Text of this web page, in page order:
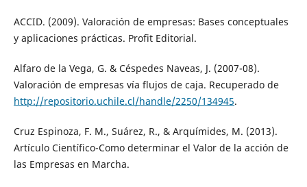
ACCID. (2009). Valoración de empresas: Bases conceptuales
y aplicaciones prácticas. Profit Editorial.
Alfaro de la Vega, G. & Céspedes Naveas, J. (2007-08).
Valoración de empresas vía flujos de caja. Recuperado de
http://repositorio.uchile.cl/handle/2250/134945.
Cruz Espinoza, F. M., Suárez, R., & Arquímides, M. (2013).
Artículo Científico-Como determinar el Valor de la acción de
las Empresas en Marcha.